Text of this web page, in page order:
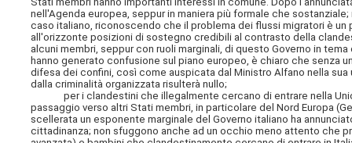
nell'Agenda europea, seppur in maniera più formale che
caso italiano, riconoscendo che il problema dei flussi migratori è
all'orizzonte posizioni di sostegno credibili al contrasto della
alcuni membri, seppur con ruoli marginali, di questo Governo in
hanno generato confusione sul piano europeo, è chiaro che senza
difesa dei confini, così come auspicata dal Ministro Alfano nella
dalla criminalità organizzata risulterà nullo;
per i clandestini che illegalmente cercano di entrare nella
passaggio verso altri Stati membri, in particolare del Nord Europa
scellerata un esponente marginale del Governo italiano ha
cittadinanza; non sfuggono anche ad un occhio meno attento che